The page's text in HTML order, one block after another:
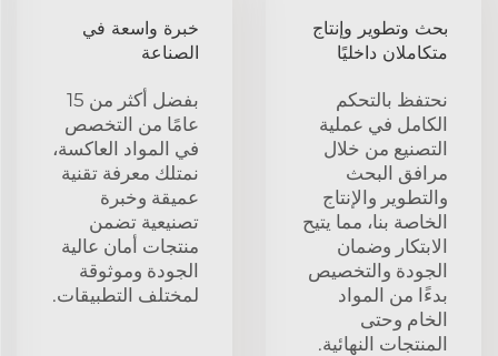
بحث وتطوير وإنتاج
متكاملان داخليًا
نحتفظ بالتحكم
الكامل في عملية
التصنيع من خلال
مرافق البحث
والتطوير والإنتاج
الخاصة بنا، مما يتيح
الابتكار وضمان
الجودة والتخصيص
بدءًا من المواد
الخام وحتى
المنتجات النهائية.
خبرة واسعة في
الصناعة
بفضل أكثر من 15
عامًا من التخصص
في المواد العاكسة،
نمتلك معرفة تقنية
عميقة وخبرة
تصنيعية تضمن
منتجات أمان عالية
الجودة وموثوقة
لمختلف التطبيقات.